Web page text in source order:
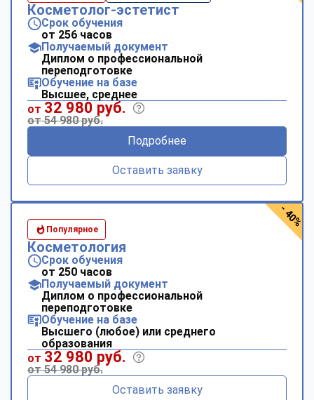
Косметолог-эстетист
Срок обучения
от 256 часов
Получаемый документ
Диплом о профессиональной
переподготовке
Обучение на базе
Высшее, среднее
от 32 980 руб.
от 54 980 руб.
Подробнее
Оставить заявку
Популярное
Косметология
Срок обучения
от 250 часов
Получаемый документ
Диплом о профессиональной
переподготовке
Обучение на базе
Высшего (любое) или среднего
образования
от 32 980 руб.
от 54 980 руб.
Оставить заявку
- 40%